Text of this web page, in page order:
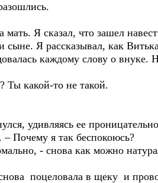
Я сказал, что зашел
Я рассказывал, как
каждому слову о
Ты какой-то не такой.
удивляясь ее
Почему я так беспокоюсь?
- снова как можно
поцеловала в щеку и